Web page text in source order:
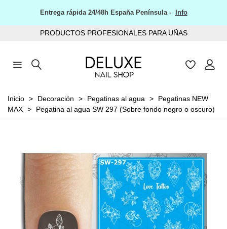
Entrega rápida 24/48h España Península - Info
PRODUCTOS PROFESIONALES PARA UÑAS
Inicio > Decoración > Pegatinas al agua >
Pegatinas NEW
MAX > Pegatina al agua SW 297 (Sobre fondo negro o oscuro)